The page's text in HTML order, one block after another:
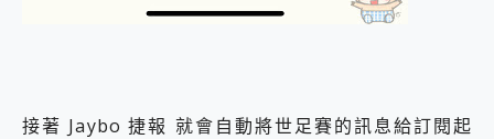
接著 Jaybo 捷報 就會自動將世足賽的訊息給訂閱起